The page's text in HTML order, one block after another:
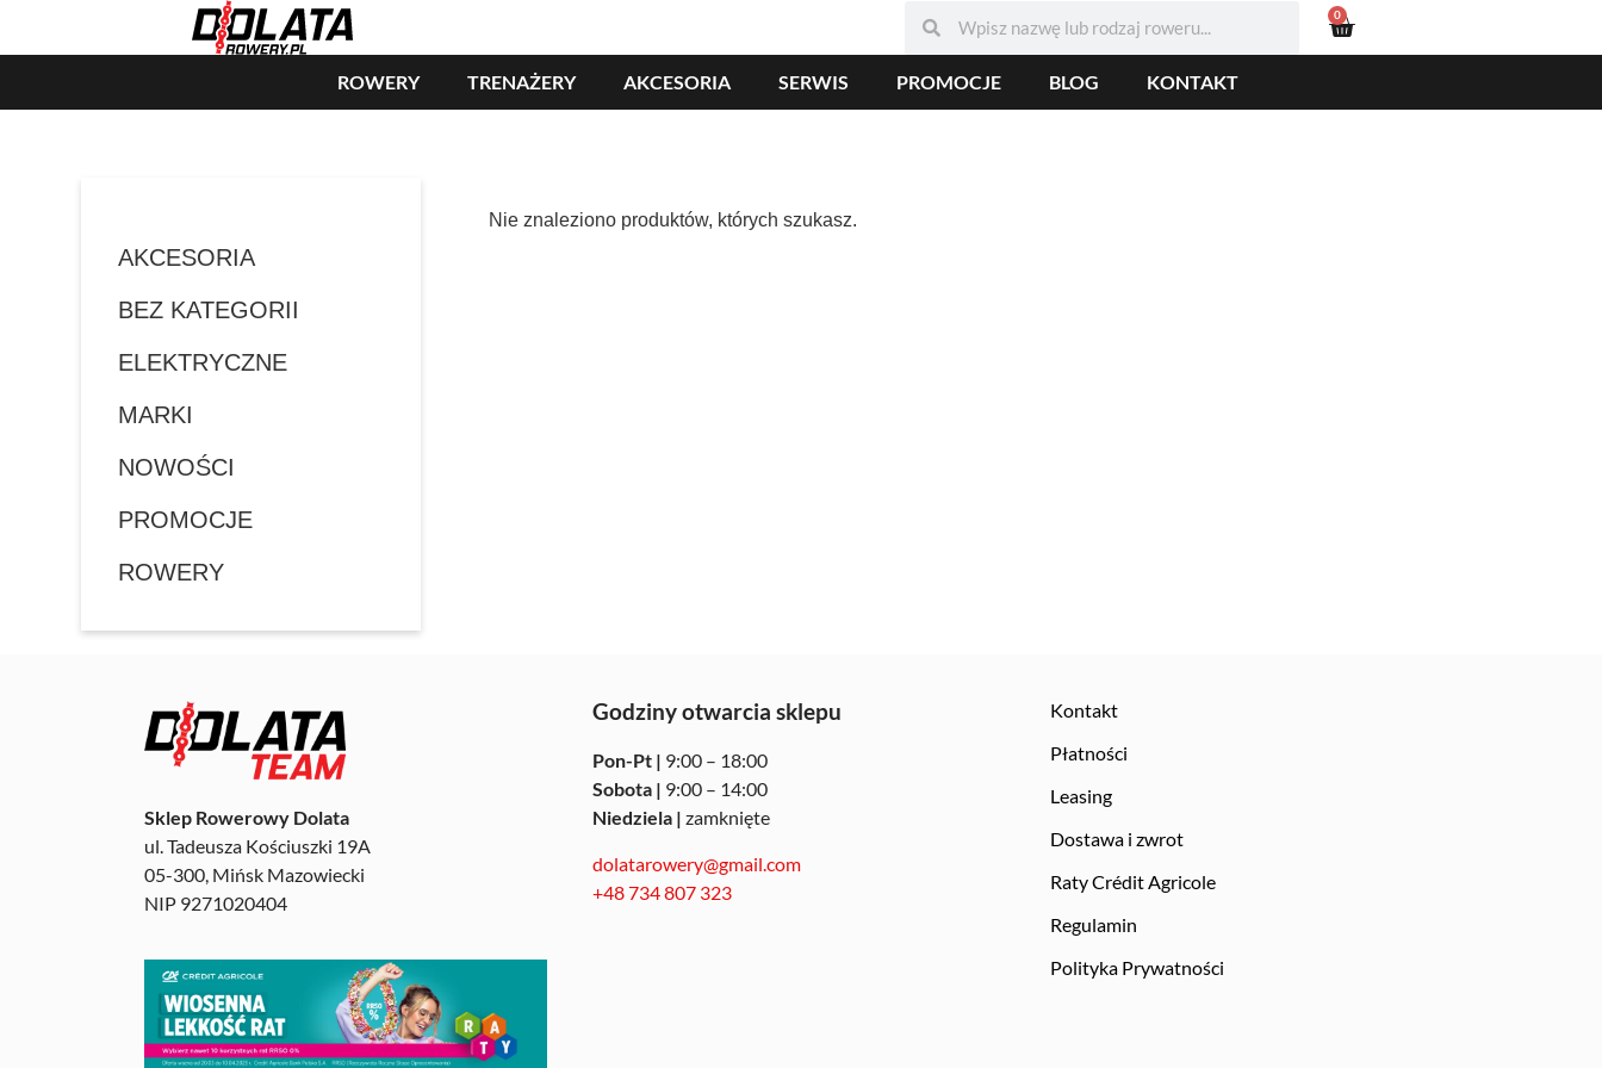
0
ROWERY TRENAŻERY AKCESORIA SERWIS PROMOCJE BLOG KONTAKT
AKCESORIA
BEZ KATEGORII
ELEKTRYCZNE
MARKI
NOWOŚCI
PROMOCJE
ROWERY
Nie znaleziono produktów, których szukasz.
Sklep Rowerowy Dolata
ul. Tadeusza Kościuszki 19A
05-300, Mińsk Mazowiecki
NIP 9271020404
Godziny otwarcia sklepu
Pon-Pt | 9:00 – 18:00
Sobota | 9:00 – 14:00
Niedziela |zamknięte
dolatarowery@gmail.com
+48 734 807 323
Kontakt
Płatności
Leasing
Dostawa i zwrot
Raty Crédit Agricole
Regulamin
Polityka Prywatności